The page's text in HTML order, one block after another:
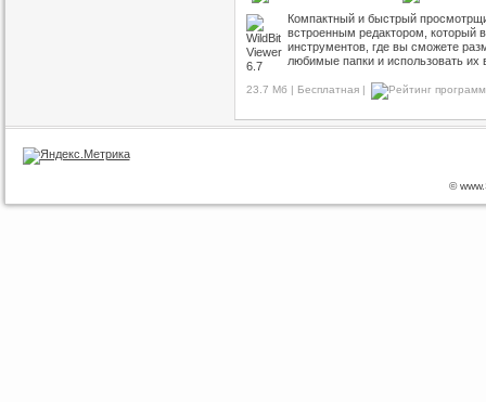
Компактный и быстрый
встроенным редактором, который
инструментов, где вы сможете
любимые папки и использовать их
23.7 Мб | Бесплатная |
©